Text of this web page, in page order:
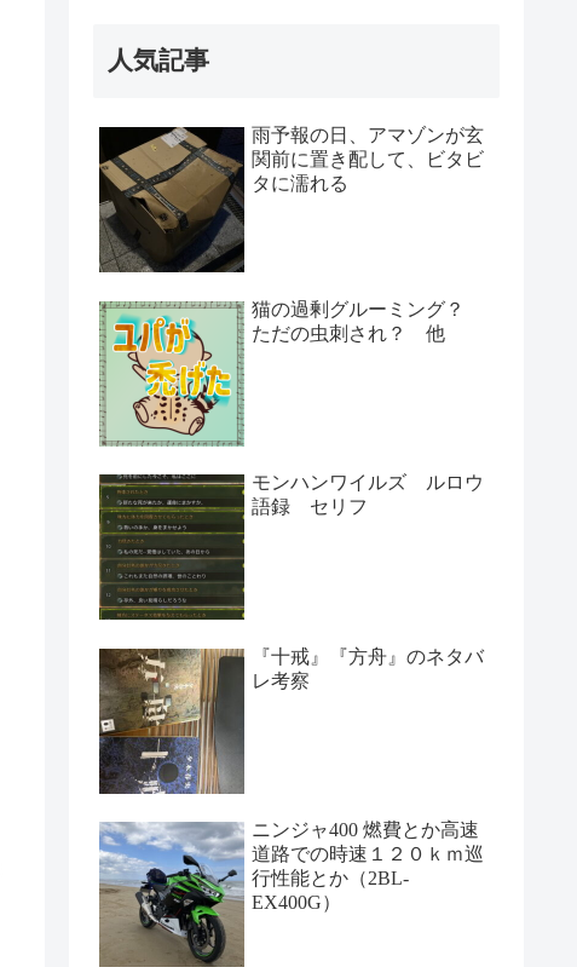
人気記事
雨予報の日、アマゾンが玄
関前に置き配して、ビタビ
タに濡れる
猫の過剰グルーミング？
ただの虫刺され？ 他
モンハンワイルズ ルロウ
語録 セリフ
『十戒』『方舟』のネタバ
レ考察
ニンジャ400 燃費とか高速
道路での時速１２０ｋｍ巡
行性能とか（2BL-
EX400G）